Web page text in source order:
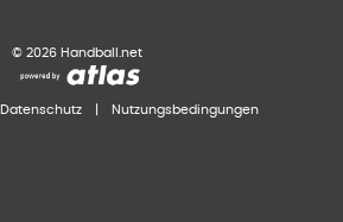
© 2026 Handball.net
Datenschutz Nutzungsbedingungen